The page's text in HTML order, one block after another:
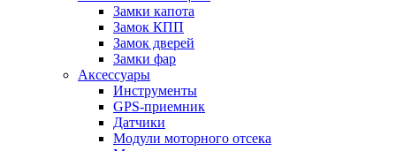
Замки капота
Замок КПП
Замок дверей
Замки фар
Аксессуары
Инструменты
GPS-приемник
Датчики
Модули моторного отсека